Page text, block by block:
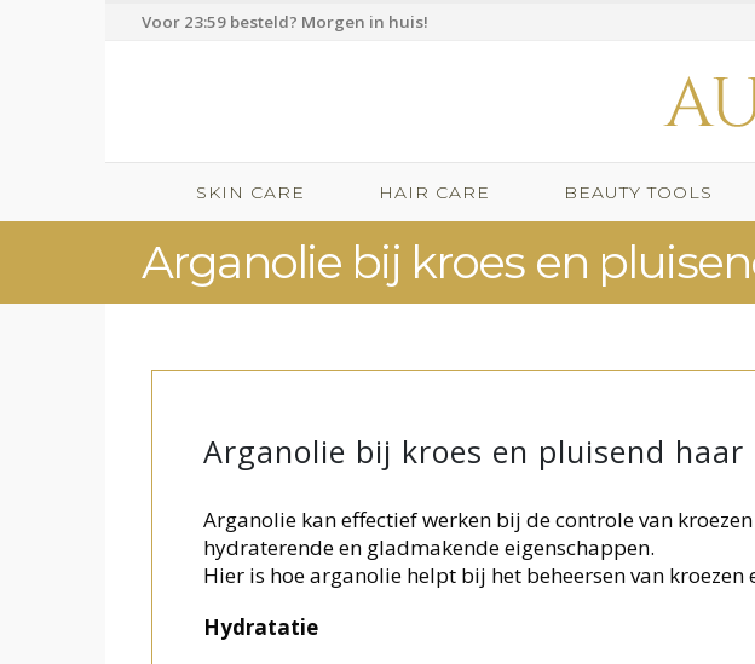
Voor 23:59 besteld? Morgen in huis!
SKIN CARE HAIR CARE BEAUTY TOOLS
Arganolie bij kroes en
Arganolie bij kroes en pluisend haar
Arganolie kan effectief werken bij de controle van
hydraterende en gladmakende eigenschappen.
Hier is hoe arganolie helpt bij het beheersen van kroezen
Hydratatie